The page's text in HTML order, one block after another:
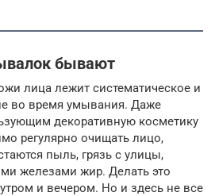
бывают
лица лежит систематическое и
во время умывания. Даже
декоративную косметику
регулярно очищать лицо,
пыль, грязь с улицы,
железами жир. Делать это
и вечером. Но и здесь не все